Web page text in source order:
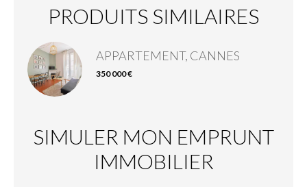
PRODUITS SIMILAIRES
APPARTEMENT, CANNES
350 000 €
SIMULER MON EMPRUNT
IMMOBILIER